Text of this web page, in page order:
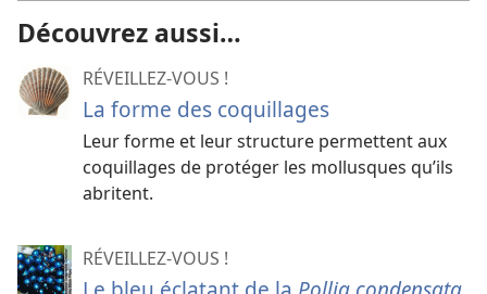
Découvrez aussi…
RÉVEILLEZ-VOUS !
La forme des coquillages
Leur forme et leur structure permettent aux
coquillages de protéger les mollusques qu’ils
abritent.
RÉVEILLEZ-VOUS !